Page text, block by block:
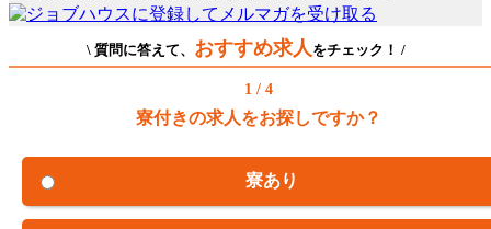
\ 質問に答えて、 おすすめ求人 をチェック！ /
1 / 4
寮付きの求人をお探しですか？
寮あり